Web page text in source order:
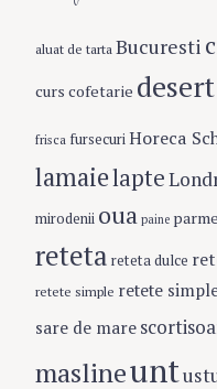
aluat de tarta Bucuresti
curs cofetarie desert
frisca fursecuriHoreca
lamaielapte
mirodenii oua paine
reteta reteta dulce
retete simple retete
sare de mare
maslineunt